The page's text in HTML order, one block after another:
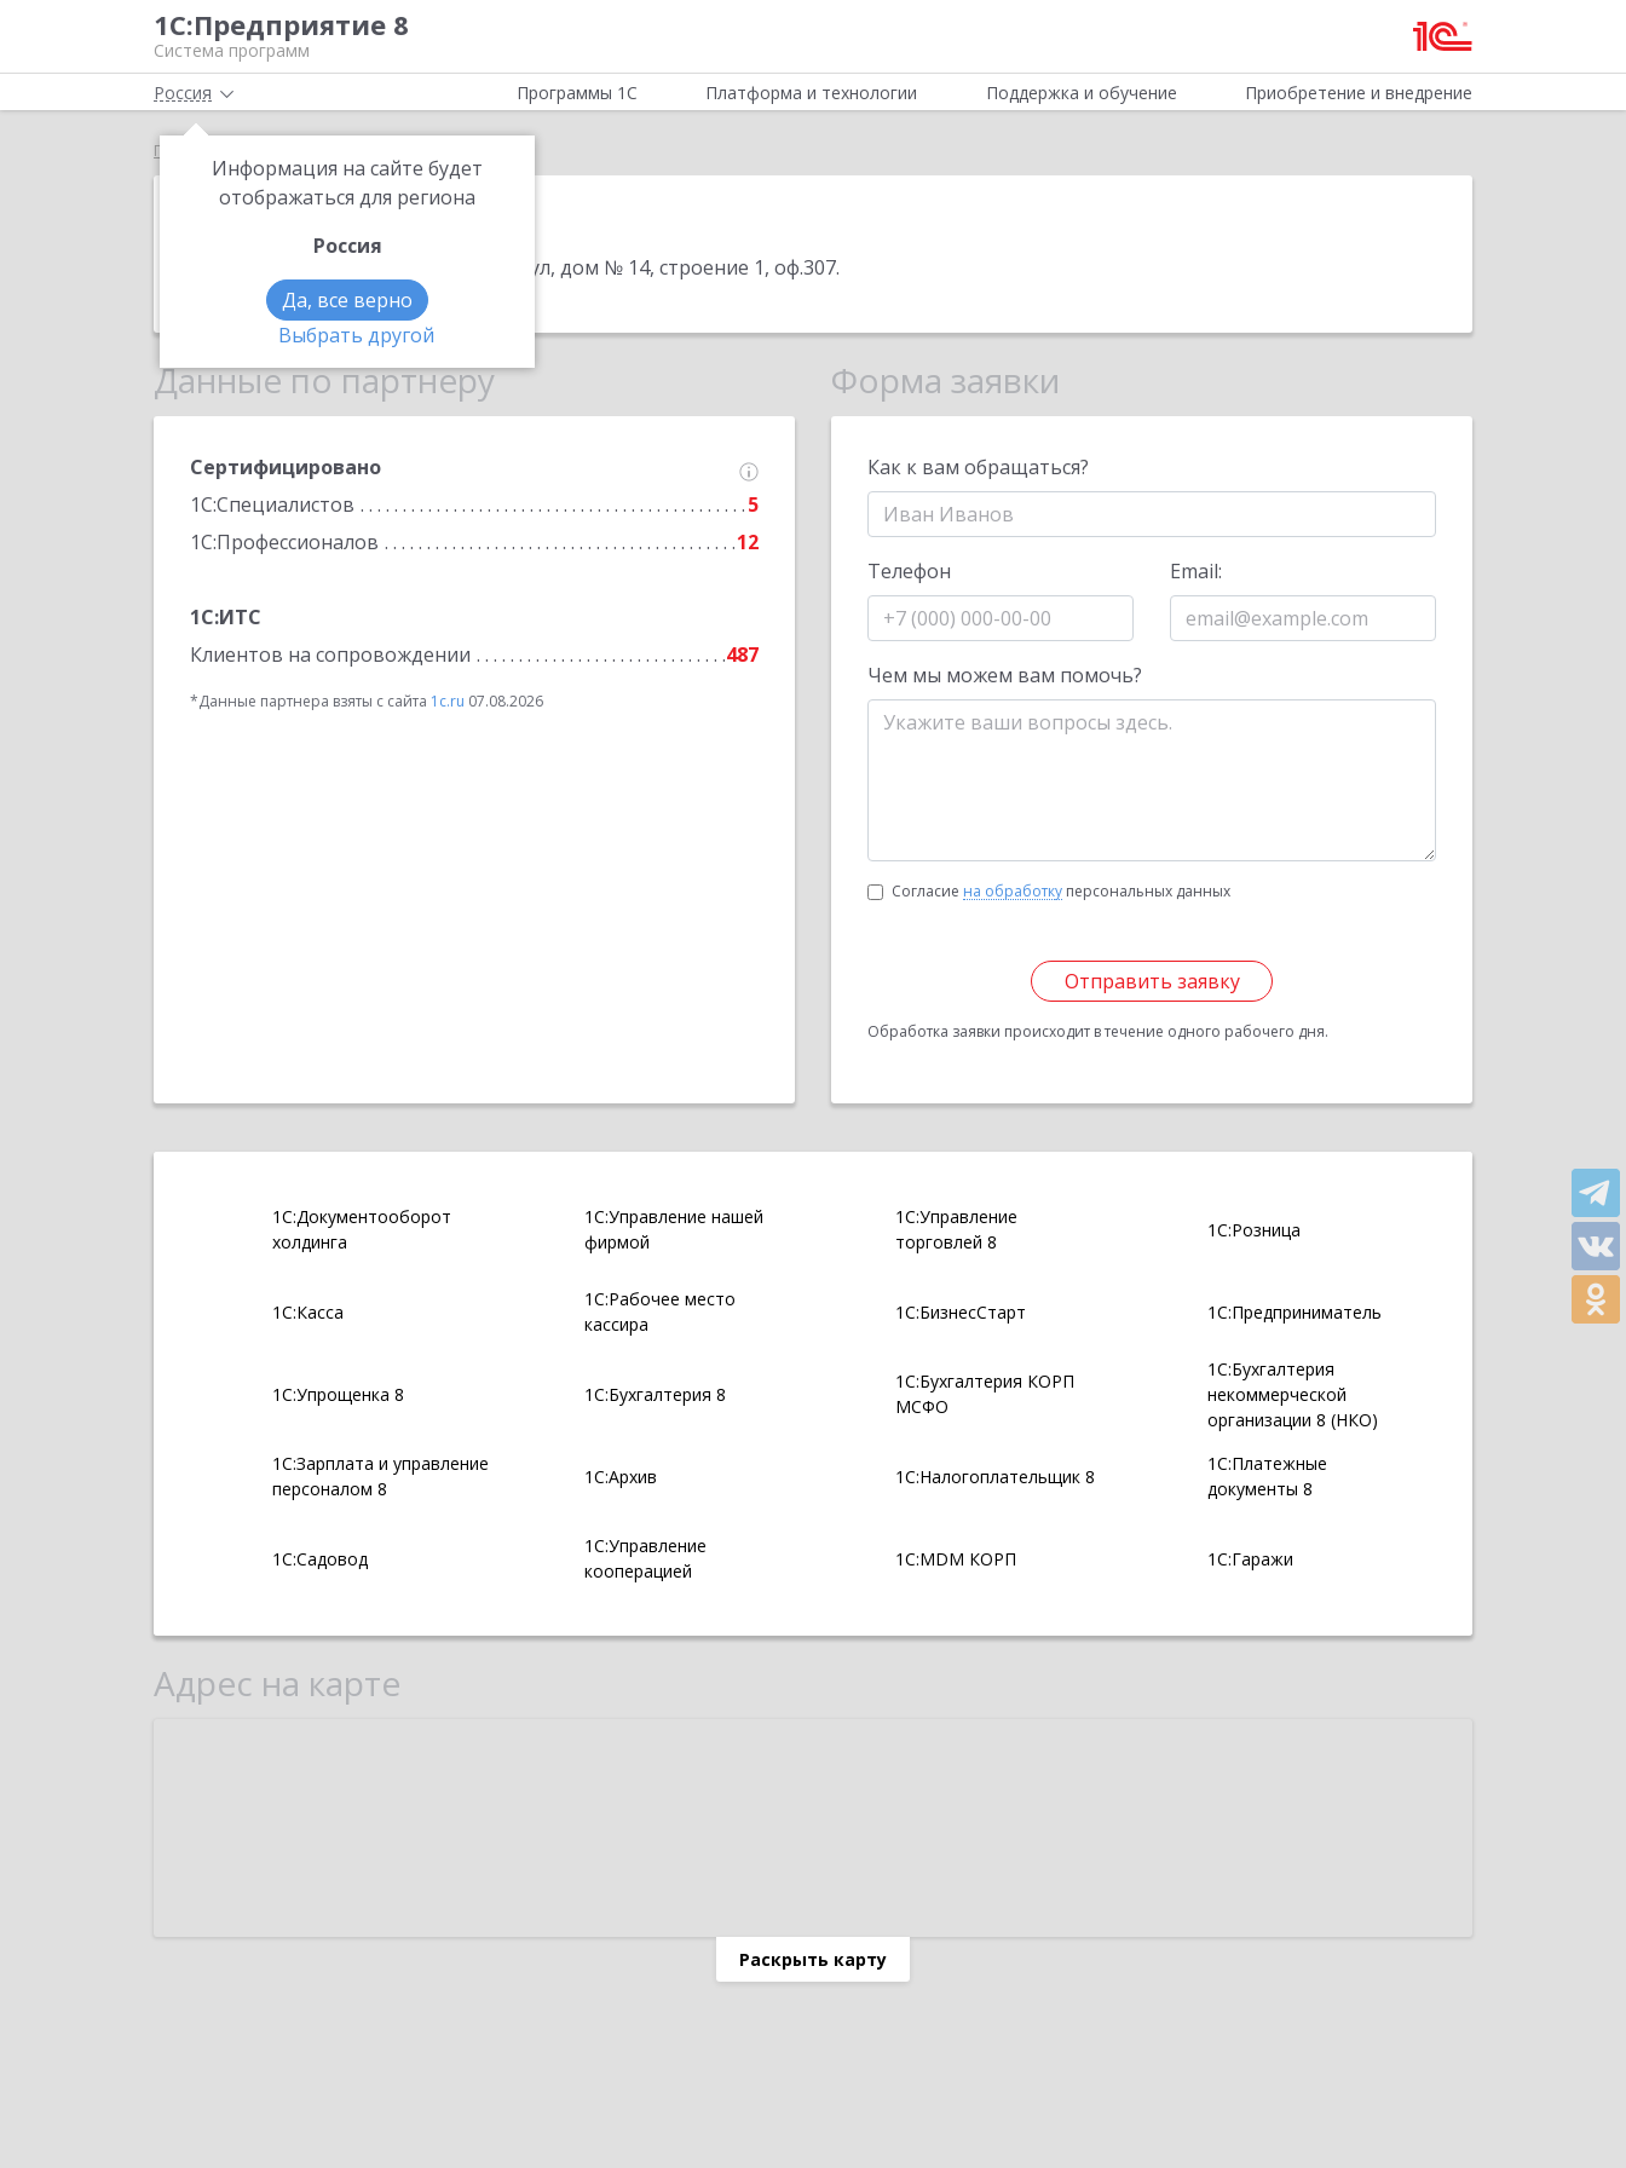
1С:Предприятие 8
Система программ
Россия
Информация на сайте будет
отображаться для региона
Россия
Да, все верно
Выбрать другой
Программы 1С Платформа и технологии Поддержка и обучение Приобретение и внедрение
Главная
ПрофЭксперт
115088, Москва г, Угрешская ул, дом № 14, строение 1, оф.307.
Телефон: +7 (499) 703-5130
Данные по партнеру
Сертифицировано
1С:Специалистов
5
1С:Профессионалов
12
1С:ИТС
Клиентов на сопровождении
487
*Данные партнера взяты с сайта 1c.ru 07.08.2026
Форма заявки
Как к вам обращаться?
Телефон Email:
Чем мы можем вам помочь?
Согласие на обработку персональных данных
Отправить заявку
Обработка заявки происходит в течение одного рабочего дня.
1С:Документооборот
холдинга
1С:Управление нашей
фирмой
1С:Управление
торговлей 8
1С:Розница
1С:Касса
1С:Рабочее место
кассира
1С:БизнесСтарт 1С:Предприниматель
1С:Упрощенка 8 1С:Бухгалтерия 8
1С:Бухгалтерия КОРП
МСФО
1С:Бухгалтерия
некоммерческой
организации 8 (НКО)
1С:Зарплата и управление
персоналом 8
1С:Архив 1С:Налогоплательщик 8
1С:Платежные
документы 8
1С:Садовод
1С:Управление
кооперацией
1С:MDM КОРП 1С:Гаражи
Адрес на карте
Раскрыть карту